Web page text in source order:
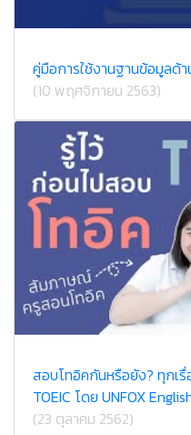
คู่มือการใช้งานฐานข้อมูลด้
(10 พฤศจิกายน 2563)
สอบโทอิคกันหรือยัง? ทุกเรื่
TOEIC โดย UNFOX
(23 ตุลาคม 2562)